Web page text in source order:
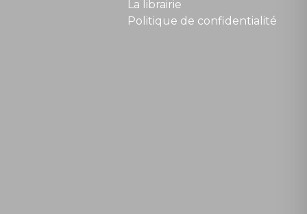
La librairie
Politique de confidentialité